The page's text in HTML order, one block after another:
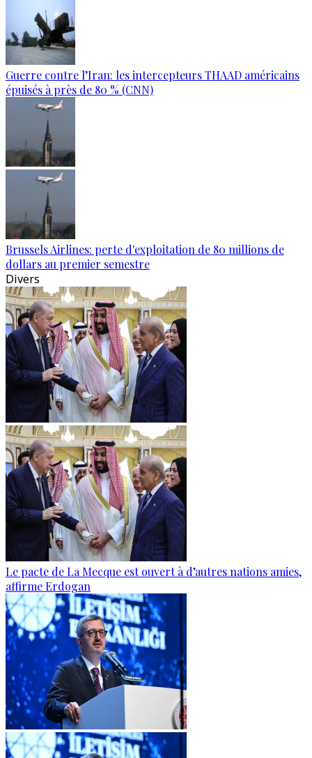
Guerre contre l’Iran: les intercepteurs THAAD américains
épuisés à près de 80 % (CNN)
Brussels Airlines: perte d'exploitation de 80 millions de
dollars au premier semestre
Divers
Le pacte de La Mecque est ouvert à d’autres nations amies,
affirme Erdogan